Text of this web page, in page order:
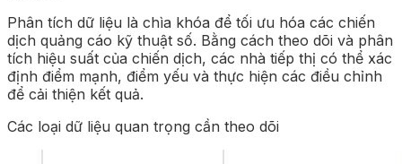
Phân tích dữ liệu là chìa khóa để tối ưu hóa các chiến
dịch quảng cáo kỹ thuật số. Bằng cách theo dõi và phân
tích hiệu suất của chiến dịch, các nhà tiếp thị có thể xác
định điểm mạnh, điểm yếu và thực hiện các điều chỉnh
để cải thiện kết quả.
Các loại dữ liệu quan trọng cần theo dõi